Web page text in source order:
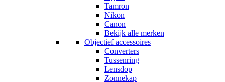
Tamron
Nikon
Canon
Bekijk alle merken
Objectief accessoires
Converters
Tussenring
Lensdop
Zonnekap